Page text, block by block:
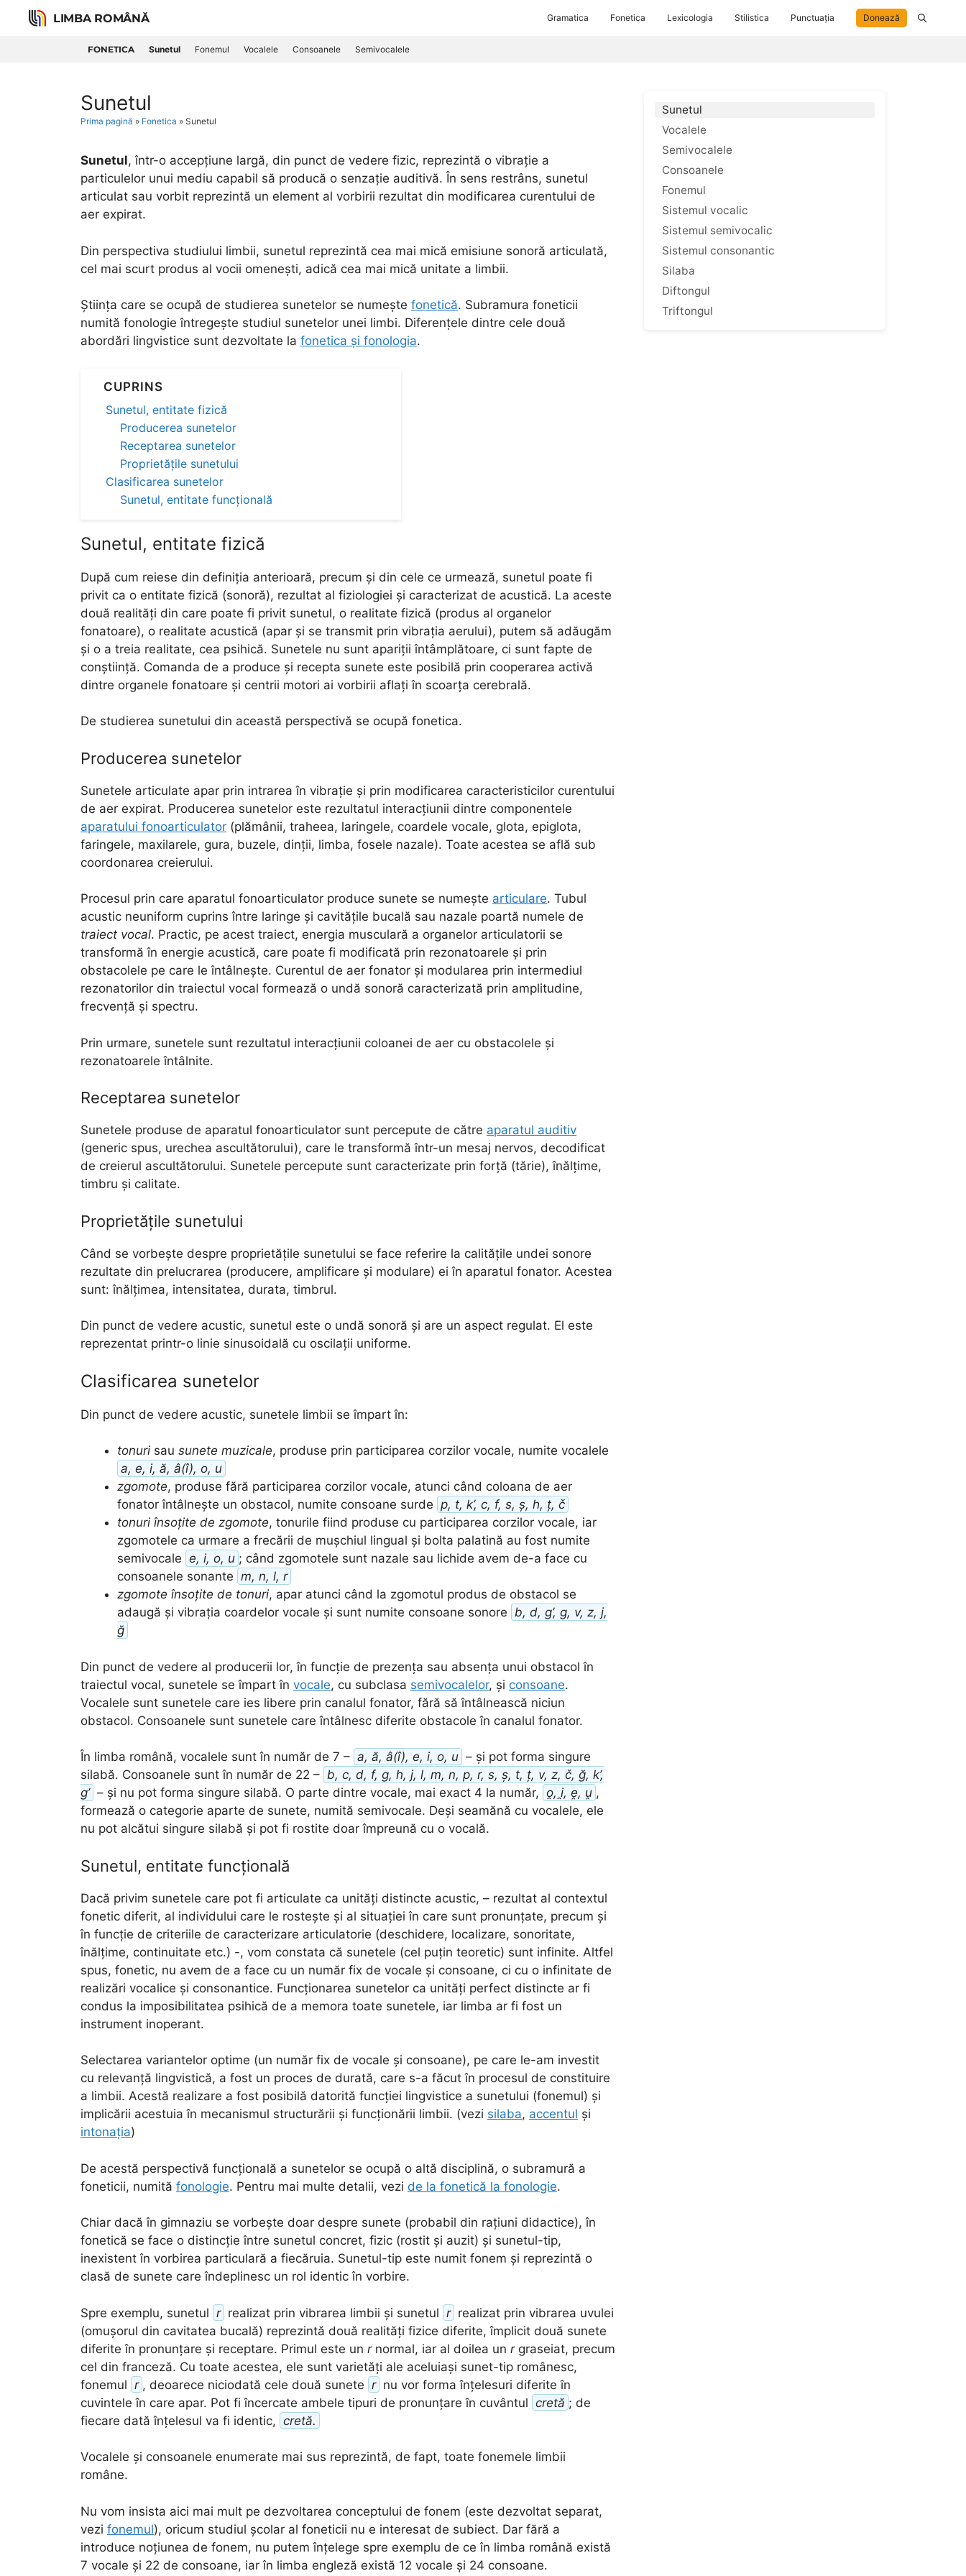
LIMBA ROMÂNĂ Gramatica Fonetica Lexicologia Stilistica Punctuația Donează
FONETICA Sunetul Fonemul Vocalele Consoanele Semivocalele
Sunetul
Prima pagină » Fonetica » Sunetul
Sunetul, într-o accepțiune largă, din punct de vedere fizic, reprezintă o vibrație a
particulelor unui mediu capabil să producă o senzație auditivă. În sens restrâns, sunetul
articulat sau vorbit reprezintă un element al vorbirii rezultat din modificarea curentului de
aer expirat.
Din perspectiva studiului limbii, sunetul reprezintă cea mai mică emisiune sonoră articulată,
cel mai scurt produs al vocii omenești, adică cea mai mică unitate a limbii.
Știința care se ocupă de studierea sunetelor se numește fonetică. Subramura foneticii
numită fonologie întregește studiul sunetelor unei limbi. Diferențele dintre cele două
abordări lingvistice sunt dezvoltate la fonetica și fonologia.
CUPRINS
Sunetul, entitate fizică
Producerea sunetelor
Receptarea sunetelor
Proprietățile sunetului
Clasificarea sunetelor
Sunetul, entitate funcțională
Sunetul, entitate fizică
După cum reiese din definiția anterioară, precum și din cele ce urmează, sunetul poate fi
privit ca o entitate fizică (sonoră), rezultat al fiziologiei și caracterizat de acustică. La aceste
două realități din care poate fi privit sunetul, o realitate fizică (produs al organelor
fonatoare), o realitate acustică (apar și se transmit prin vibrația aerului), putem să adăugăm
și o a treia realitate, cea psihică. Sunetele nu sunt apariții întâmplătoare, ci sunt fapte de
conștiință. Comanda de a produce și recepta sunete este posibilă prin cooperarea activă
dintre organele fonatoare și centrii motori ai vorbirii aflați în scoarța cerebrală.
De studierea sunetului din această perspectivă se ocupă fonetica.
Producerea sunetelor
Sunetele articulate apar prin intrarea în vibrație și prin modificarea caracteristicilor curentului
de aer expirat. Producerea sunetelor este rezultatul interacțiunii dintre componentele
aparatului fonoarticulator (plămânii, traheea, laringele, coardele vocale, glota, epiglota,
faringele, maxilarele, gura, buzele, dinții, limba, fosele nazale). Toate acestea se află sub
coordonarea creierului.
Procesul prin care aparatul fonoarticulator produce sunete se numește articulare. Tubul
acustic neuniform cuprins între laringe și cavitățile bucală sau nazale poartă numele de
traiect vocal. Practic, pe acest traiect, energia musculară a organelor articulatorii se
transformă în energie acustică, care poate fi modificată prin rezonatoarele și prin
obstacolele pe care le întâlnește. Curentul de aer fonator și modularea prin intermediul
rezonatorilor din traiectul vocal formează o undă sonoră caracterizată prin amplitudine,
frecvență și spectru.
Prin urmare, sunetele sunt rezultatul interacțiunii coloanei de aer cu obstacolele și
rezonatoarele întâlnite.
Receptarea sunetelor
Sunetele produse de aparatul fonoarticulator sunt percepute de către aparatul auditiv
(generic spus, urechea ascultătorului), care le transformă într-un mesaj nervos, decodificat
de creierul ascultătorului. Sunetele percepute sunt caracterizate prin forță (tărie), înălțime,
timbru și calitate.
Proprietățile sunetului
Când se vorbește despre proprietățile sunetului se face referire la calitățile undei sonore
rezultate din prelucrarea (producere, amplificare și modulare) ei în aparatul fonator. Acestea
sunt: înălțimea, intensitatea, durata, timbrul.
Din punct de vedere acustic, sunetul este o undă sonoră și are un aspect regulat. El este
reprezentat printr-o linie sinusoidală cu oscilații uniforme.
Clasificarea sunetelor
Din punct de vedere acustic, sunetele limbii se împart în:
tonuri sau sunete muzicale, produse prin participarea corzilor vocale, numite vocalele
a, e, i, ă, â(î), o, u
zgomote, produse fără participarea corzilor vocale, atunci când coloana de aer
fonator întâlnește un obstacol, numite consoane surde p, t, k’, c, f, s, ș, h, ț, č
tonuri însoțite de zgomote, tonurile fiind produse cu participarea corzilor vocale, iar
zgomotele ca urmare a frecării de mușchiul lingual și bolta palatină au fost numite
semivocale e, i, o, u ; când zgomotele sunt nazale sau lichide avem de-a face cu
consoanele sonante m, n, l, r
zgomote însoțite de tonuri, apar atunci când la zgomotul produs de obstacol se
adaugă și vibrația coardelor vocale și sunt numite consoane sonore b, d, g’, g, v, z, j,
ğ
Din punct de vedere al producerii lor, în funcție de prezența sau absența unui obstacol în
traiectul vocal, sunetele se împart în vocale, cu subclasa semivocalelor, și consoane.
Vocalele sunt sunetele care ies libere prin canalul fonator, fără să întâlnească niciun
obstacol. Consoanele sunt sunetele care întâlnesc diferite obstacole în canalul fonator.
În limba română, vocalele sunt în număr de 7 – a, ă, â(î), e, i, o, u – și pot forma singure
silabă. Consoanele sunt în număr de 22 – b, c, d, f, g, h, j, l, m, n, p, r, s, ș, t, ț, v, z, č, ğ, k’,
g’ – și nu pot forma singure silabă. O parte dintre vocale, mai exact 4 la număr, o̯, i̯, ḙ, ṷ ,
formează o categorie aparte de sunete, numită semivocale. Deși seamănă cu vocalele, ele
nu pot alcătui singure silabă și pot fi rostite doar împreună cu o vocală.
Sunetul, entitate funcțională
Dacă privim sunetele care pot fi articulate ca unități distincte acustic, – rezultat al contextul
fonetic diferit, al individului care le rostește și al situației în care sunt pronunțate, precum și
în funcție de criteriile de caracterizare articulatorie (deschidere, localizare, sonoritate,
înălțime, continuitate etc.) -, vom constata că sunetele (cel puțin teoretic) sunt infinite. Altfel
spus, fonetic, nu avem de a face cu un număr fix de vocale și consoane, ci cu o infinitate de
realizări vocalice și consonantice. Funcționarea sunetelor ca unități perfect distincte ar fi
condus la imposibilitatea psihică de a memora toate sunetele, iar limba ar fi fost un
instrument inoperant.
Selectarea variantelor optime (un număr fix de vocale și consoane), pe care le-am investit
cu relevanță lingvistică, a fost un proces de durată, care s-a făcut în procesul de constituire
a limbii. Acestă realizare a fost posibilă datorită funcției lingvistice a sunetului (fonemul) și
implicării acestuia în mecanismul structurării și funcționării limbii. (vezi silaba, accentul și
intonația)
De acestă perspectivă funcțională a sunetelor se ocupă o altă disciplină, o subramură a
foneticii, numită fonologie. Pentru mai multe detalii, vezi de la fonetică la fonologie.
Chiar dacă în gimnaziu se vorbește doar despre sunete (probabil din rațiuni didactice), în
fonetică se face o distincție între sunetul concret, fizic (rostit și auzit) și sunetul-tip,
inexistent în vorbirea particulară a fiecăruia. Sunetul-tip este numit fonem și reprezintă o
clasă de sunete care îndeplinesc un rol identic în vorbire.
Spre exemplu, sunetul r realizat prin vibrarea limbii și sunetul r realizat prin vibrarea uvulei
(omușorul din cavitatea bucală) reprezintă două realități fizice diferite, împlicit două sunete
diferite în pronunțare și receptare. Primul este un rnormal, iar al doilea un rgraseiat, precum
cel din franceză. Cu toate acestea, ele sunt varietăți ale aceluiași sunet-tip românesc,
fonemul r , deoarece niciodată cele două sunete r nu vor forma înțelesuri diferite în
cuvintele în care apar. Pot fi încercate ambele tipuri de pronunțare în cuvântul cretă ; de
fiecare dată înțelesul va fi identic, cretă.
Vocalele și consoanele enumerate mai sus reprezintă, de fapt, toate fonemele limbii
române.
Nu vom insista aici mai mult pe dezvoltarea conceptului de fonem (este dezvoltat separat,
vezi fonemul), oricum studiul școlar al foneticii nu e interesat de subiect. Dar fără a
introduce noțiunea de fonem, nu putem înțelege spre exemplu de ce în limba română există
7 vocale și 22 de consoane, iar în limba engleză există 12 vocale și 24 consoane.
Sunetul
Vocalele
Semivocalele
Consoanele
Fonemul
Sistemul vocalic
Sistemul semivocalic
Sistemul consonantic
Silaba
Diftongul
Triftongul